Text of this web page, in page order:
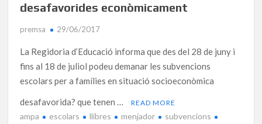
desafavorides econòmicament
premsa 29/06/2017
La Regidoria d’Educació informa que des del 28 de juny i
fins al 18 de juliol podeu demanar les subvencions
escolars per a famílies en situació socioeconòmica
desafavorida? que tenen …
READ MORE
ampa escolars llibres menjador
subvencions